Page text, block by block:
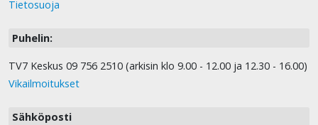
Tietosuoja
Puhelin:
TV7 Keskus 09 756 2510 (arkisin klo 9.00 - 12.00 ja 12.30 - 16.00)
Vikailmoitukset
Sähköposti